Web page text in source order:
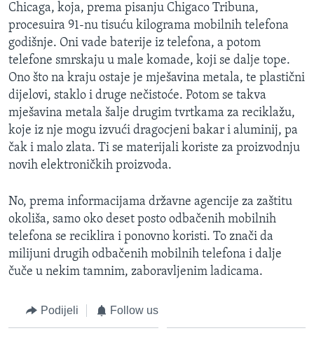
Chicaga, koja, prema pisanju Chigaco Tribuna,
procesuira 91-nu tisuću kilograma mobilnih telefona
godišnje. Oni vade baterije iz telefona, a potom
telefone smrskaju u male komade, koji se dalje tope.
Ono što na kraju ostaje je mješavina metala, te plastični
dijelovi, staklo i druge nečistoće. Potom se takva
mješavina metala šalje drugim tvrtkama za reciklažu,
koje iz nje mogu izvući dragocjeni bakar i aluminij, pa
čak i malo zlata. Ti se materijali koriste za proizvodnju
novih elektroničkih proizvoda.
No, prema informacijama državne agencije za zaštitu
okoliša, samo oko deset posto odbačenih mobilnih
telefona se reciklira i ponovno koristi. To znači da
milijuni drugih odbačenih mobilnih telefona i dalje
čuče u nekim tamnim, zaboravljenim ladicama.
Podijeli Follow us